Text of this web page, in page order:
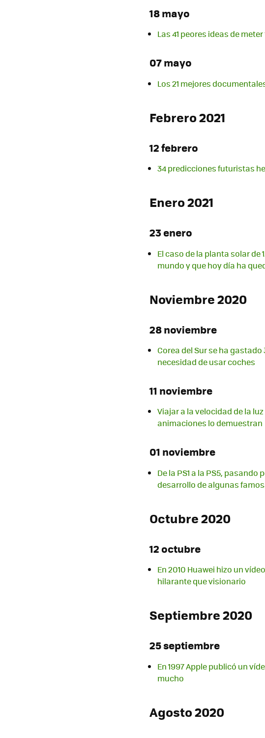
18 mayo
Las 41 peores ideas de
07 mayo
Los 21 mejores
Febrero 2021
12 febrero
34 predicciones futuristas
Enero 2021
23 enero
El caso de la planta solar
mundo y que hoy día ha
Noviembre 2020
28 noviembre
Corea del Sur se ha
necesidad de usar coches
11 noviembre
Viajar a la velocidad de la
animaciones lo demuestran
01 noviembre
De la PS1 a la PS5,
desarrollo de algunas
Octubre 2020
12 octubre
En 2010 Huawei hizo un
hilarante que visionario
Septiembre 2020
25 septiembre
En 1997 Apple publicó un
mucho
Agosto 2020